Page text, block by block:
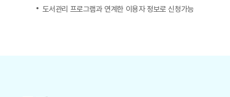
도서관리 프로그램과 연계한 이용자 정보로 신청가능